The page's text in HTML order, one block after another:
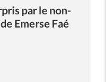
par le non-
Emerse Faé